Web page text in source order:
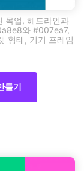
목업, 헤드라인과
와 #007ea7,
형태, 기기 프레임
들기